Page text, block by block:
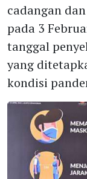
cadangan
pada 3
tanggal
yang
kondisi